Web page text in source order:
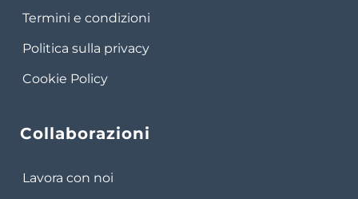
Termini e condizioni
Politica sulla privacy
Cookie Policy
Collaborazioni
Lavora con noi